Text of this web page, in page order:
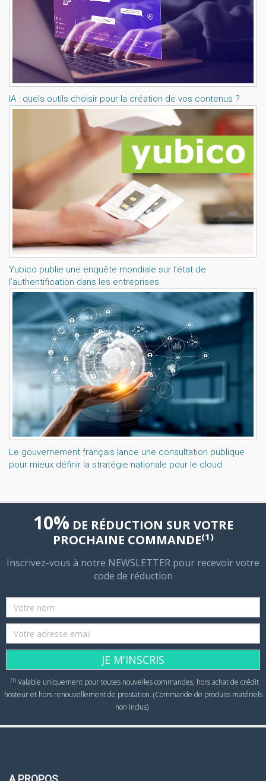
IA : quels outils choisir pour la création de vos contenus ?
Yubico publie une enquête mondiale sur l’état de
l’authentification dans les entreprises
Le gouvernement français lance une consultation publique
pour mieux définir la stratégie nationale pour le cloud
10% DE RÉDUCTION SUR VOTRE
PROCHAINE COMMANDE(1)
Inscrivez-vous à notre NEWSLETTER pour recevoir votre
code de réduction
JE M'INSCRIS
(1)Valable uniquement pour toutes nouvelles commandes, hors achat de crédit
hosteur et hors renouvellement de prestation. (Commande de produits matériels
non inclus)